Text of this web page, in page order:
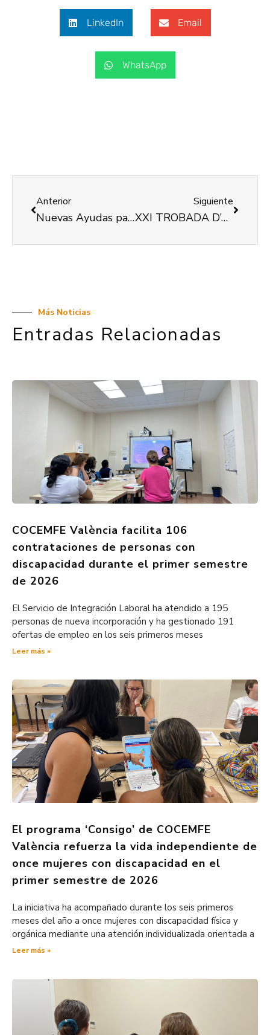
LinkedIn Email
WhatsApp
Anterior
Nuevas Ayudas para la contratación de Jóvenes con discapacidad dentro del programa AVALEM JOVES
Siguiente
XXI TROBADA D’ASSOCIACIONS
Más Noticias
Entradas Relacionadas
COCEMFE València facilita 106
contrataciones de personas con
discapacidad durante el primer semestre
de 2026
El Servicio de Integración Laboral ha atendido a 195
personas de nueva incorporación y ha gestionado 191
ofertas de empleo en los seis primeros meses
Leer más »
El programa ‘Consigo’ de COCEMFE
València refuerza la vida independiente de
once mujeres con discapacidad en el
primer semestre de 2026
La iniciativa ha acompañado durante los seis primeros
meses del año a once mujeres con discapacidad física y
orgánica mediante una atención individualizada orientada a
Leer más »